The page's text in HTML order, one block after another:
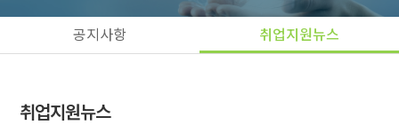
공지사항 취업지원뉴스
취업지원뉴스